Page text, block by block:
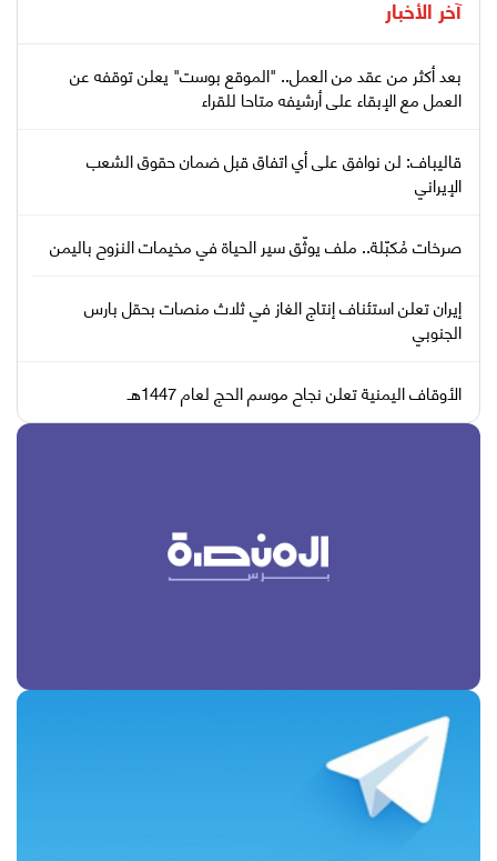
آخر الأخبار
بعد أكثر من عقد من العمل.. "الموقع بوست" يعلن توقفه عن
العمل مع الإبقاء على أرشيفه متاحا للقراء
قاليباف: لن نوافق على أي اتفاق قبل ضمان حقوق الشعب
الإيراني
صرخات مُكبّلة.. ملف يوثّق سير الحياة في مخيمات النزوح باليمن
إيران تعلن استئناف إنتاج الغاز في ثلاث منصات بحقل بارس
الجنوبي
الأوقاف اليمنية تعلن نجاح موسم الحج لعام 1447هـ